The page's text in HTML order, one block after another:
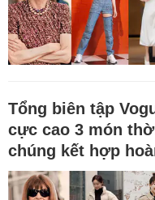
Tổng biên tập
cực cao 3 món
chúng kết hợp